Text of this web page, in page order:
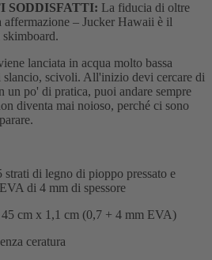
SODDISFATTI: La fiducia di oltre
affermazione – Jucker Hawaii è il
lanciata in acqua molto bassa
slancio, scivoli. All'inizio devi cercare di
un po' di pratica, puoi andare sempre
diventa mai noioso, perché ci sono
strati di legno di pioppo pressato e
di 4 mm di spessore
cm x 1,1 cm (0,7 + 4 mm EVA)
ceratura